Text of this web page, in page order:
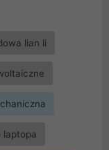
lian li
laptopa